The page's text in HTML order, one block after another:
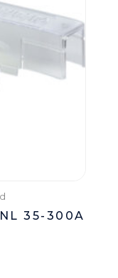
35-300A